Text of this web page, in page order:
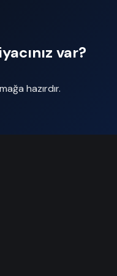
var?
hazırdır.